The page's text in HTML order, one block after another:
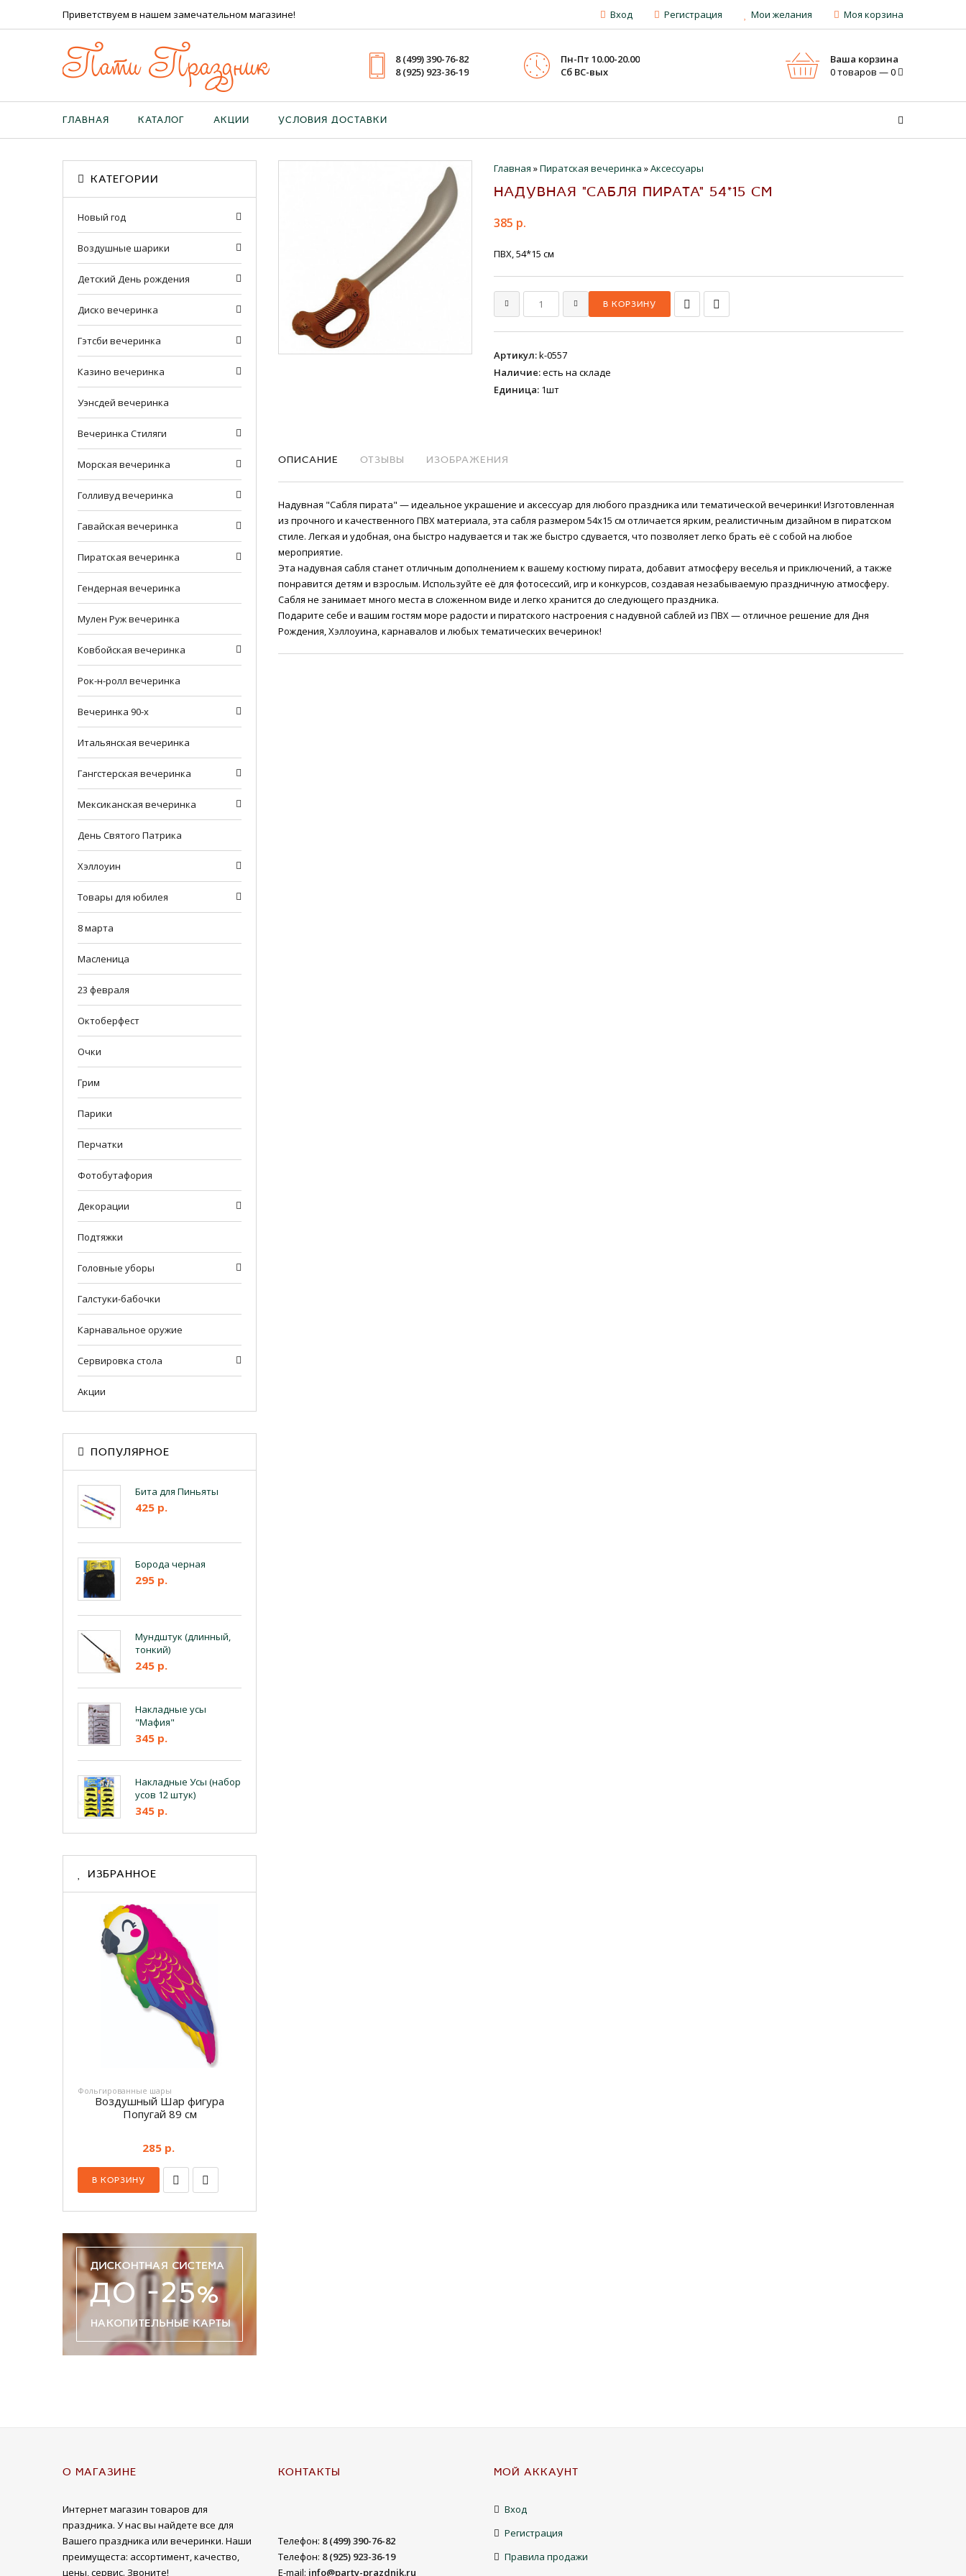
Приветствуем в нашем замечательном магазине! Вход Регистрация Мои желания Моя корзина
Пати Праздник
8 (499) 390-76-82
8 (925) 923-36-19
Пн-Пт 10.00-20.00
Cб ВС-вых
Ваша корзина
0 товаров — 0
ГЛАВНАЯ КАТАЛОГ АКЦИИ УСЛОВИЯ ДОСТАВКИ
Главная »Пирaтская вечеринка »Аксессуары
НАДУВНАЯ "САБЛЯ ПИРАТА" 54*15 СМ
385 р.
ПВХ, 54*15 см
Артикул:k-0557
Наличие:есть на складе
Единица: 1шт
ОПИСАНИЕ ОТЗЫВЫ ИЗОБРАЖЕНИЯ
Надувная "Сабля пирата" — идеальное украшение и аксессуар для любого праздника или тематической вечеринки! Изготовленная
из прочного и качественного ПВХ материала, эта сабля размером 54х15 см отличается ярким, реалистичным дизайном в пиратском
стиле. Легкая и удобная, она быстро надувается и так же быстро сдувается, что позволяет легко брать её с собой на любое
мероприятие.
Эта надувная сабля станет отличным дополнением к вашему костюму пирата, добавит атмосферу веселья и приключений, а также
понравится детям и взрослым. Используйте её для фотосессий, игр и конкурсов, создавая незабываемую праздничную атмосферу.
Сабля не занимает много места в сложенном виде и легко хранится до следующего праздника.
Подарите себе и вашим гостям море радости и пиратского настроения с надувной саблей из ПВХ — отличное решение для Дня
Рождения, Хэллоуина, карнавалов и любых тематических вечеринок!
КАТЕГОРИИ
Новый год
Воздушные шарики
Детский День рождения
Диско вечеринка
Гэтсби вечеринка
Казино вечеринка
Уэнсдей вечеринка
Вечеринка Стиляги
Морская вечеринка
Голливуд вечеринка
Гавайская вечеринка
Пирaтская вечеринка
Гендерная вечеринка
Мулен Руж вечеринка
Ковбойская вечеринка
Рок-н-ролл вечеринка
Вечеринка 90-х
Итальянская вечеринка
Гангстерская вечеринка
Мексиканская вечеринка
День Святого Патрика
Хэллоуин
Товары для юбилея
8 марта
Масленица
23 февраля
Октоберфест
Очки
Грим
Парики
Перчатки
Фотобутафория
Декорации
Подтяжки
Головные уборы
Галстуки-бабочки
Карнавальное оружие
Сервировка стола
Акции
ПОПУЛЯРНОЕ
Бита для Пиньяты
425 р.
Борода черная
295 р.
Мундштук (длинный,
тонкий)
245 р.
Накладные усы
"Мафия"
345 р.
Накладные Усы (набор
усов 12 штук)
345 р.
ИЗБРАННОЕ
Фольгированные шары
Воздушный Шар фигура
Попугай 89 см
285 р.
В КОРЗИНУ
О МАГАЗИНЕ
Интернет магазин товаров для
праздника. У нас вы найдете все для
Вашего праздника или вечеринки. Наши
преимущеста: ассортимент, качество,
цены, сервис. Звоните!
КОНТАКТЫ
Телефон: 8 (499) 390-76-82
Телефон: 8 (925) 923-36-19
E-mail: info@party-prazdnik.ru
МОЙ АККАУНТ
Вход
Регистрация
Правила продажи